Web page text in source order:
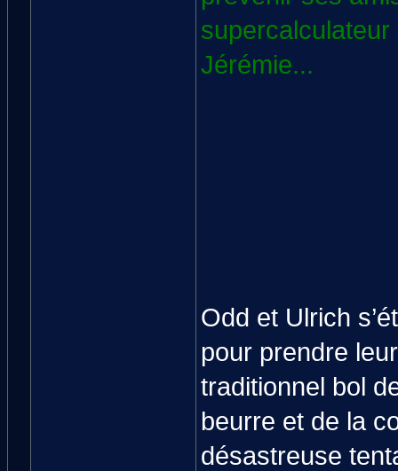
Jérémie...
Odd et Ulrich
pour prendre
traditionnel bol
beurre et de la
désastreuse